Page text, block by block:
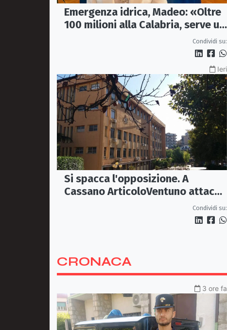
Emergenza idrica, Madeo: «Oltre
100 milioni alla Calabria, serve un
Condividi su:
Ieri
Si spacca l'opposizione. A
Cassano ArticoloVentuno attacca
Avena e ne chiede le dimissioni
Condividi su:
CRONACA
3 ore fa